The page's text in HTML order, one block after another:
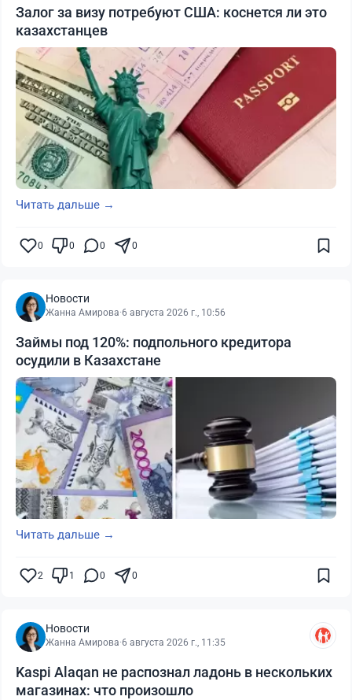
Залог за визу потребуют США: коснется ли это
казахстанцев
Читать дальше →
0 0 0 0
Новости
Жанна Амирова·6 августа 2026 г., 10:56
Займы под 120%: подпольного кредитора
осудили в Казахстане
Читать дальше →
2 1 0 0
Новости
Жанна Амирова·6 августа 2026 г., 11:35
Kaspi Alaqan не распознал ладонь в нескольких
магазинах: что произошло